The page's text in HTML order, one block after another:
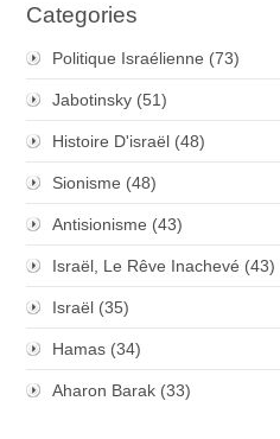
Categories
Politique Israélienne (73)
Jabotinsky (51)
Histoire D'israël (48)
Sionisme (48)
Antisionisme (43)
Israël, Le Rêve Inachevé (43)
Israël (35)
Hamas (34)
Aharon Barak (33)